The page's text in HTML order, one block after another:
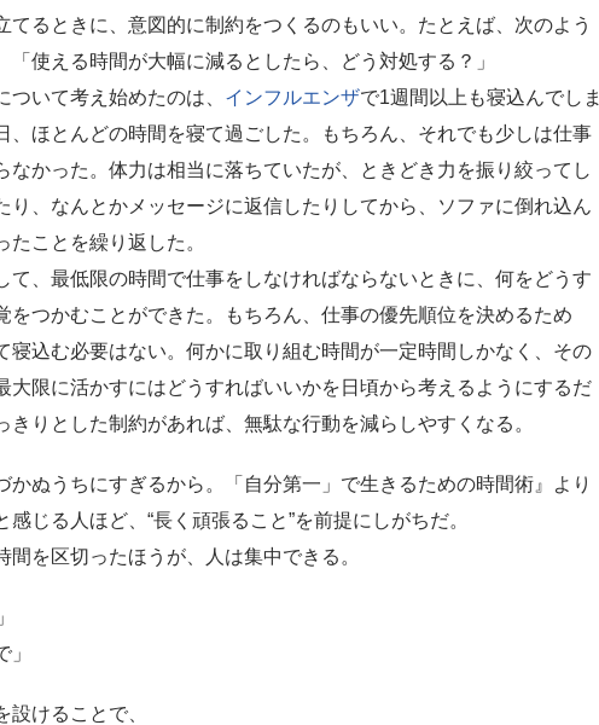
てるときに、意図的に制約をつくるのもいい。たとえば、次のよう
「使える時間が大幅に減るとしたら、どう対処する？」
いて考え始めたのは、 インフルエンザで1週間以上も寝込んでしま
、ほとんどの時間を寝て過ごした。もちろん、それでも少しは仕事
なかった。体力は相当に落ちていたが、ときどき力を振り絞ってし
り、なんとかメッセージに返信したりしてから、ソファに倒れ込ん
たことを繰り返した。
、最低限の時間で仕事をしなければならないときに、何をどうす
をつかむことができた。もちろん、仕事の優先順位を決めるため
寝込む必要はない。何かに取り組む時間が一定時間しかなく、その
大限に活かすにはどうすればいいかを日頃から考えるようにするだ
きりとした制約があれば、無駄な行動を減らしやすくなる。
かぬうちにすぎるから。「自分第一」で生きるための時間術』より
感じる人ほど、“長く頑張ること”を前提にしがちだ。
間を区切ったほうが、人は集中できる。
」
設けることで、